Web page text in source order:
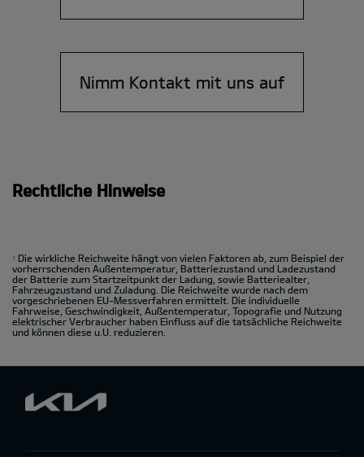
Nimm Kontakt mit uns auf
Rechtliche Hinweise
1
Die wirkliche Reichweite hängt von vielen Faktoren ab, zum Beispiel der
vorherrschenden Außentemperatur, Batteriezustand und Ladezustand
der Batterie zum Startzeitpunkt der Ladung, sowie Batteriealter,
Fahrzeugzustand und Zuladung. Die Reichweite wurde nach dem
vorgeschriebenen EU-Messverfahren ermittelt. Die individuelle
Fahrweise, Geschwindigkeit, Außentemperatur, Topografie und Nutzung
elektrischer Verbraucher haben Einfluss auf die tatsächliche Reichweite
und können diese u.U. reduzieren.